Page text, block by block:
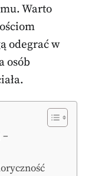
Warto
odegrać w
osób